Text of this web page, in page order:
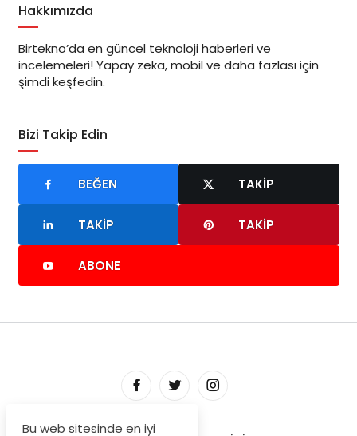
Hakkımızda
Birtekno’da en güncel teknoloji haberleri ve
incelemeleri! Yapay zeka, mobil ve daha fazlası için
şimdi keşfedin.
Bizi Takip Edin
BEĞEN TAKIP
TAKIP TAKIP
ABONE
Bu web sitesinde en iyi